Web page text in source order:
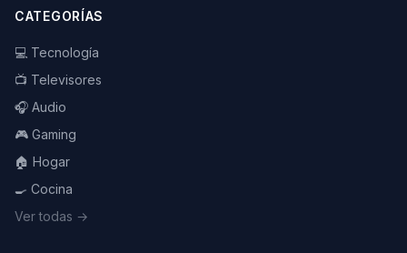
CATEGORÍAS
💻 Tecnología
📺 Televisores
🎧 Audio
🎮 Gaming
🏠 Hogar
🍳 Cocina
Ver todas →